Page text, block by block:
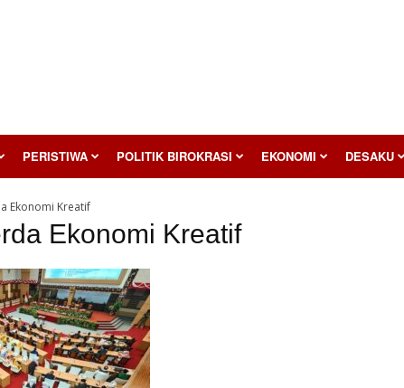
PERISTIWA POLITIK BIROKRASI EKONOMI DESAKU
Ekonomi Kreatif
Ekonomi Kreatif